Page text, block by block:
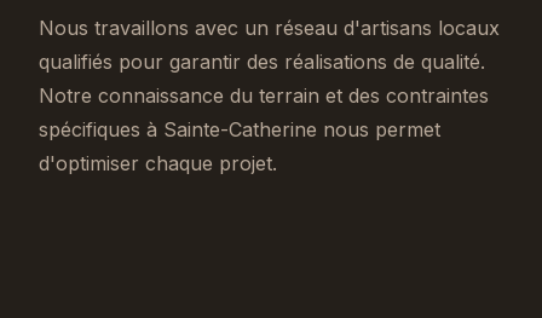
Nous travaillons avec un réseau d'artisans locaux
qualifiés pour garantir des réalisations de qualité.
Notre connaissance du terrain et des contraintes
spécifiques à Sainte-Catherine nous permet
d'optimiser chaque projet.